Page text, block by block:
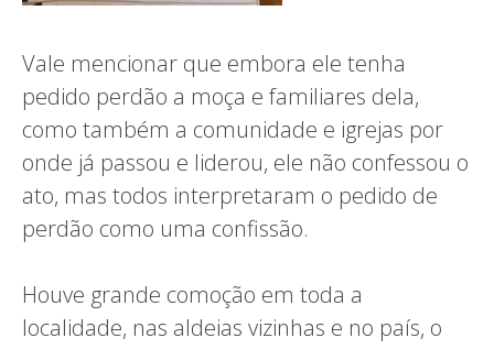
Vale mencionar que embora ele tenha
pedido perdão a moça e familiares dela,
como também a comunidade e igrejas por
onde já passou e liderou, ele não confessou o
ato, mas todos interpretaram o pedido de
perdão como uma confissão.
Houve grande comoção em toda a
localidade, nas aldeias vizinhas e no país, o